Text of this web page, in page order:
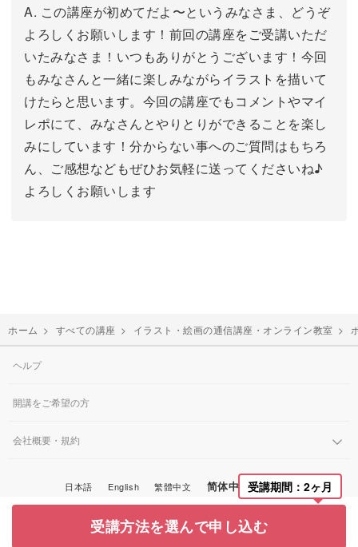
A. この講座が初めてだよ〜というみなさま、どうぞ
よろしくお願いします！前回の講座をご受講いただ
いたみなさま！いつもありがとうございます！今回
もみなさんと一緒に楽しみながらイラストを描いて
けたらと思います。今回の講座でもコメントやマイ
レポにて、みなさんとやりとりができることを楽し
みにしています！分からない事へのご質問はもちろ
ん、ご感想などもぜひお気軽に送ってくださいね♪
よろしくお願いします
ホーム > すべての講座 > イラスト・絵画の通信講座・オンライン教室 >
受講期間：2ヶ月
受講方法を選んで申し込む
ヘルプ
開講をご希望の方
会社概要・規約
日本語 English 繁體中文 简体中文 한국어
© Miroom, Inc.